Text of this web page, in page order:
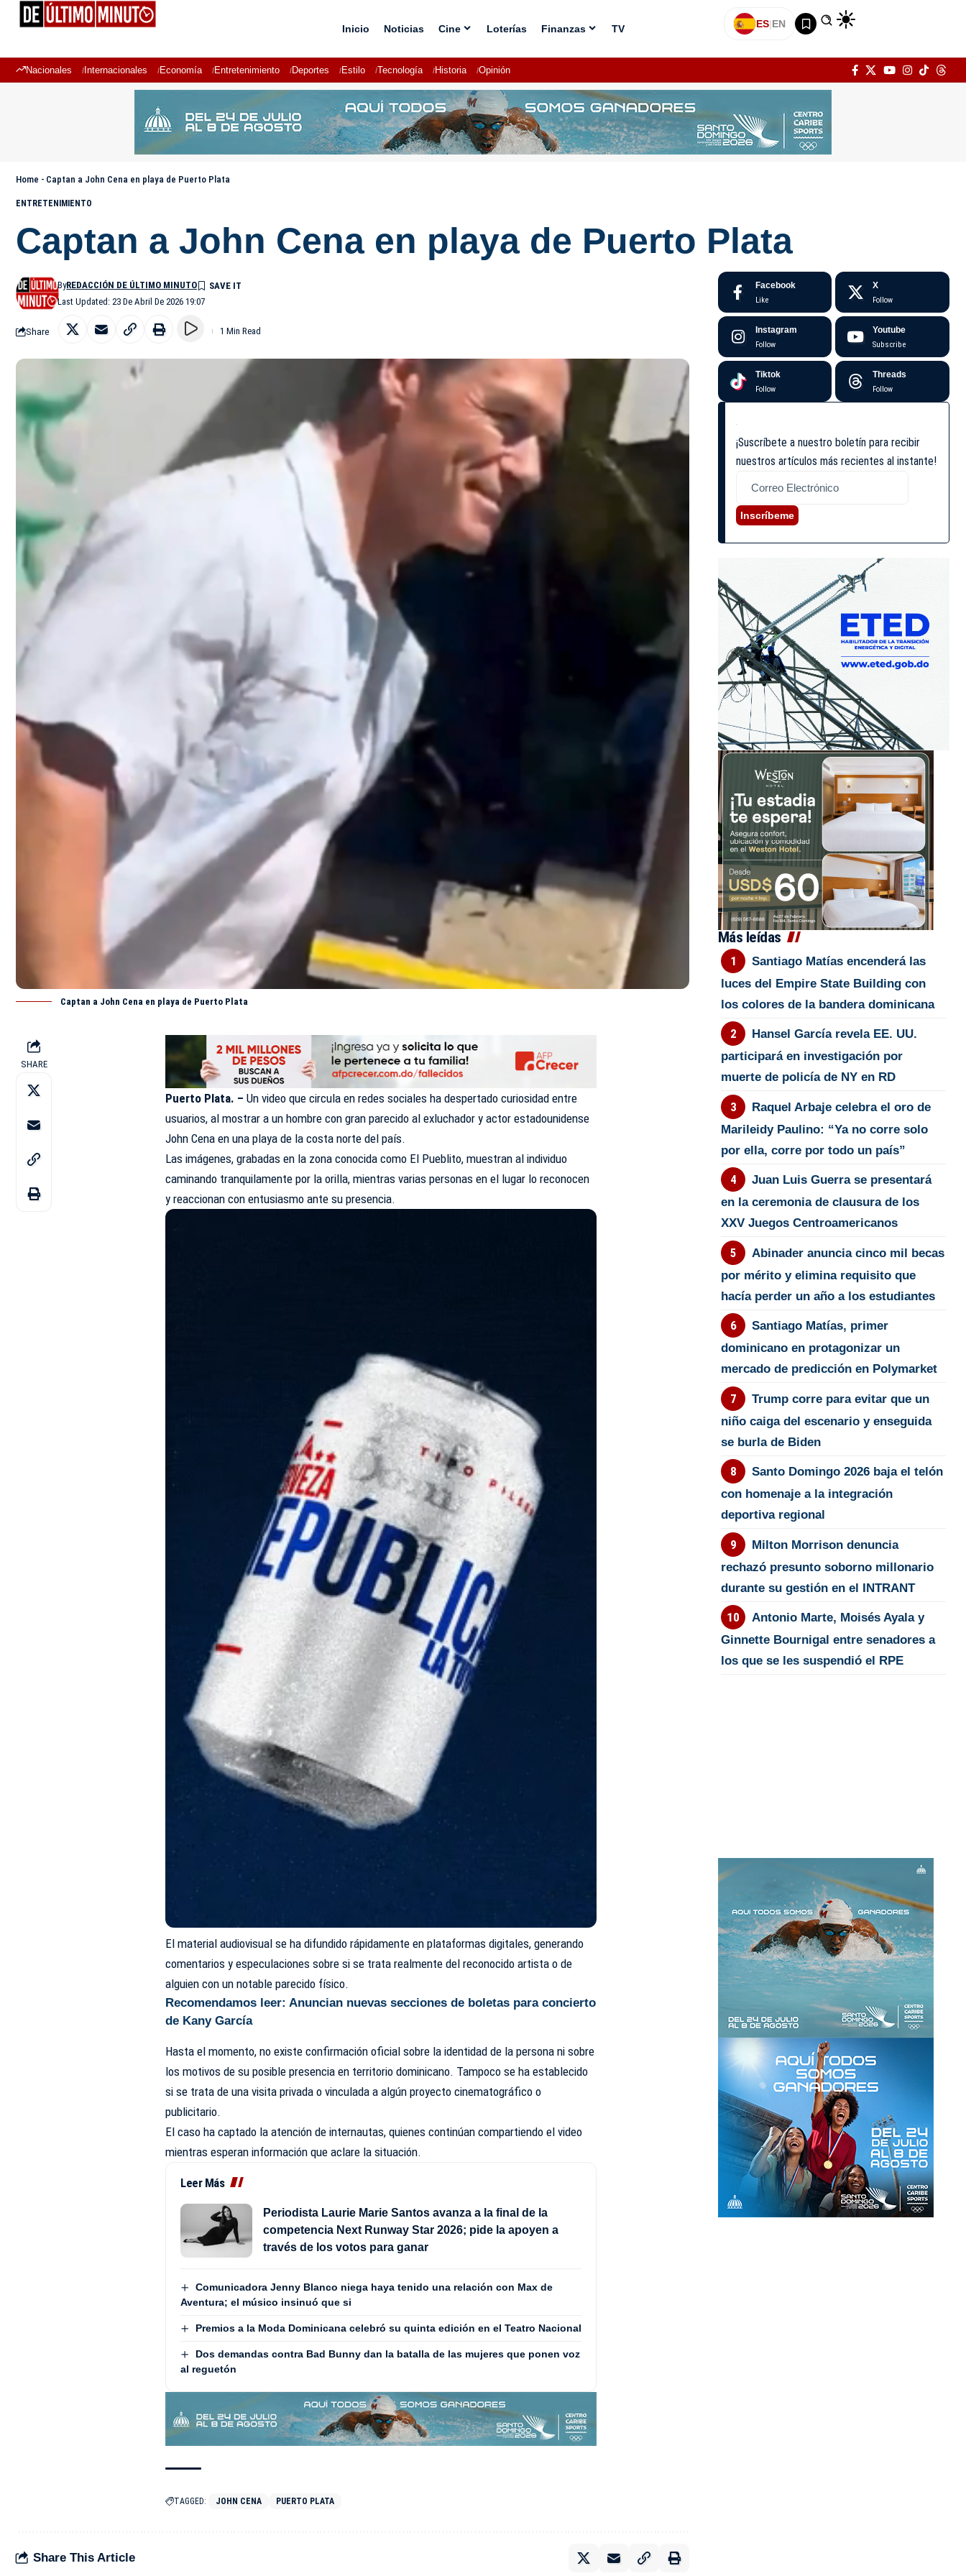
Inicio Noticias Cine Loterías Finanzas TV ES|EN
Nacionales Internacionales Economía Entretenimiento Deportes Estilo Tecnología Historia Opinión
Home - Captan a John Cena en playa de Puerto Plata
ENTRETENIMIENTO
Captan a John Cena en playa de Puerto Plata
Last Updated: 23 De Abril De 2026 19:07
ByREDACCIÓN DE ÚLTIMO MINUTO
Share 1 Min Read
Captan a John Cena en playa de Puerto Plata
SHARE
Puerto Plata. – Un video que circula en redes sociales ha despertado curiosidad entre
usuarios, al mostrar a un hombre con gran parecido al exluchador y actor estadounidense
John Cena en una playa de la costa norte del país.
Las imágenes, grabadas en la zona conocida como El Pueblito, muestran al individuo
caminando tranquilamente por la orilla, mientras varias personas en el lugar lo reconocen
y reaccionan con entusiasmo ante su presencia.
El material audiovisual se ha difundido rápidamente en plataformas digitales, generando
comentarios y especulaciones sobre si se trata realmente del reconocido artista o de
alguien con un notable parecido físico.
Recomendamos leer: Anuncian nuevas secciones de boletas para concierto
de Kany García
Hasta el momento, no existe confirmación oficial sobre la identidad de la persona ni sobre
los motivos de su posible presencia en territorio dominicano. Tampoco se ha establecido
si se trata de una visita privada o vinculada a algún proyecto cinematográfico o
publicitario.
El caso ha captado la atención de internautas, quienes continúan compartiendo el video
mientras esperan información que aclare la situación.
Leer Más
Periodista Laurie Marie Santos avanza a la final de la
competencia Next Runway Star 2026; pide la apoyen a
través de los votos para ganar
Comunicadora Jenny Blanco niega haya tenido una relación con Max de
Aventura; el músico insinuó que si
Premios a la Moda Dominicana celebró su quinta edición en el Teatro Nacional
Dos demandas contra Bad Bunny dan la batalla de las mujeres que ponen voz
al reguetón
TAGGED: JOHN CENA PUERTO PLATA
Share This Article
Facebook
Like
X
Follow
Instagram
Follow
Youtube
Subscribe
Tiktok
Follow
Threads
Follow
¡Suscríbete a nuestro boletín para recibir
nuestros artículos más recientes al instante!
Inscríbeme
Más leídas
Santiago Matías encenderá las
luces del Empire State Building con
los colores de la bandera dominicana
Hansel García revela EE. UU.
participará en investigación por
muerte de policía de NY en RD
Raquel Arbaje celebra el oro de
Marileidy Paulino: “Ya no corre solo
por ella, corre por todo un país”
Juan Luis Guerra se presentará
en la ceremonia de clausura de los
XXV Juegos Centroamericanos
Abinader anuncia cinco mil becas
por mérito y elimina requisito que
hacía perder un año a los estudiantes
Santiago Matías, primer
dominicano en protagonizar un
mercado de predicción en Polymarket
Trump corre para evitar que un
niño caiga del escenario y enseguida
se burla de Biden
Santo Domingo 2026 baja el telón
con homenaje a la integración
deportiva regional
Milton Morrison denuncia
rechazó presunto soborno millonario
durante su gestión en el INTRANT
Antonio Marte, Moisés Ayala y
Ginnette Bournigal entre senadores a
los que se les suspendió el RPE